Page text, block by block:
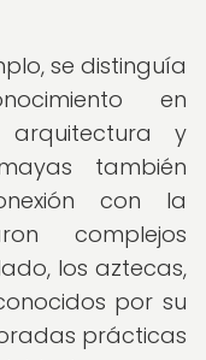
se distinguía
en
arquitectura y
también
con la
complejos
los aztecas,
por su
prácticas